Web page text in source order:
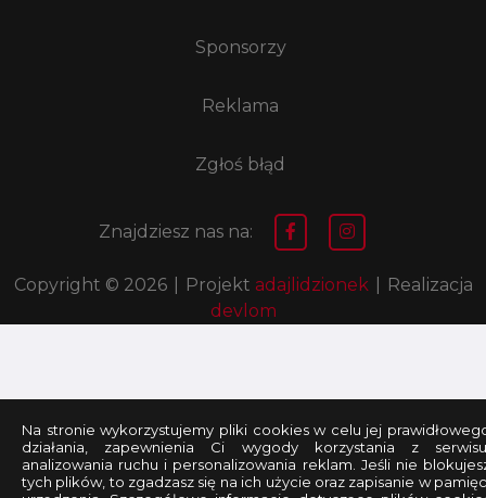
Sponsorzy
Reklama
Zgłoś błąd
Znajdziesz nas na:
Copyright © 2026 Projekt adajlidzionek
Realizacja
devlom
Na stronie wykorzystujemy pliki cookies w celu jej
działania, zapewnienia Ci wygody korzystania z
analizowania ruchu i personalizowania reklam. Jeśli nie
tych plików, to zgadzasz się na ich użycie oraz zapisanie w